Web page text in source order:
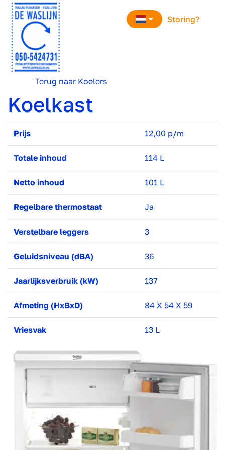
overslaan
Storing?
Terug naar Koelers
Koelkast
Prijs 12,00 p/m
Totale inhoud 114 L
Netto inhoud 101 L
Regelbare thermostaat Ja
Verstelbare leggers 3
Geluidsniveau (dBA) 36
Jaarlijksverbruik (kW) 137
Afmeting (HxBxD) 84 X 54 X 59
Vriesvak 13 L